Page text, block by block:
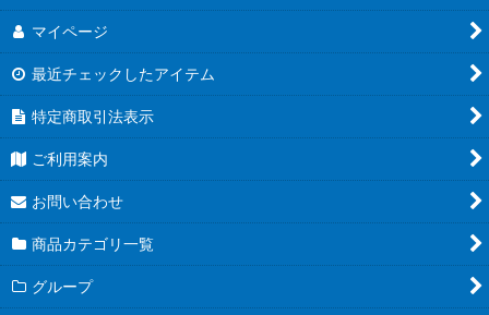
マイページ
最近チェックしたアイテム
特定商取引法表示
ご利用案内
お問い合わせ
商品カテゴリ一覧
グループ